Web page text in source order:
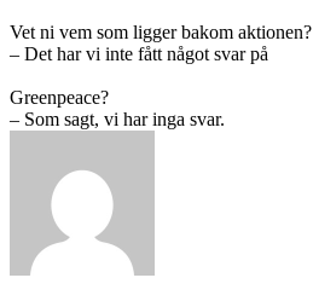
Vet ni vem som ligger bakom aktionen?
– Det har vi inte fått något svar på
Greenpeace?
– Som sagt, vi har inga svar.